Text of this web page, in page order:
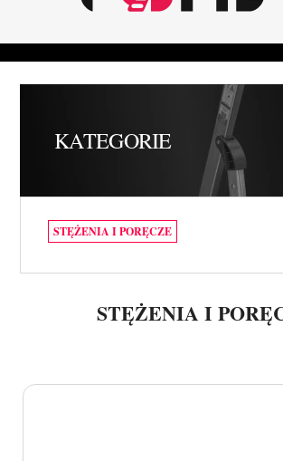
KATEGORIE
STĘŻENIA I PORĘCZE
STĘŻENIA I